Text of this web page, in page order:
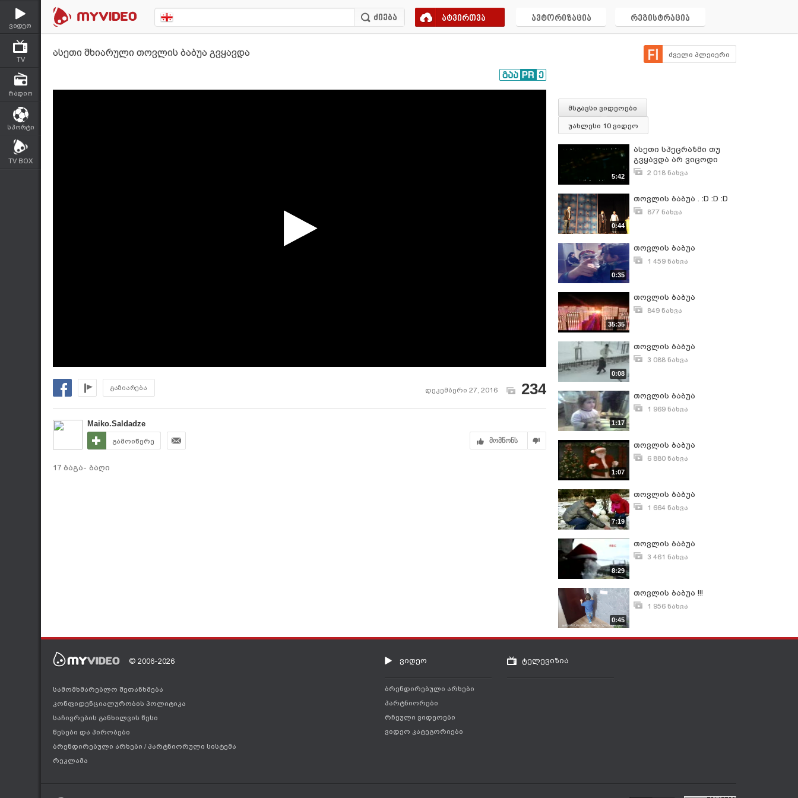
ვიდეო
TV
რადიო
სპორტი
TV BOX
ატვირთვა ავტორიზაცია რეგისტრაცია
ასეთი მხიარული თოვლის ბაბუა გვყავდა ძველი პლეიერი
გაზიარება დეკემბერი 27, 2016 234
Maiko.Saldadze
გამოიწერე მომწონს
17 ბაგა- ბაღი
მსგავსი ვიდეოები
უახლესი 10 ვიდეო
5:42
ასეთი სპეცრაზმი თუ
გვყავდა არ ვიცოდი
2 018 ნახვა
0:44
თოვლის ბაბუა . :D :D :D
877 ნახვა
0:35
თოვლის ბაბუა
1 459 ნახვა
35:35
თოვლის ბაბუა
849 ნახვა
0:08
თოვლის ბაბუა
3 088 ნახვა
1:17
თოვლის ბაბუა
1 969 ნახვა
1:07
თოვლის ბაბუა
6 880 ნახვა
7:19
თოვლის ბაბუა
1 664 ნახვა
8:29
თოვლის ბაბუა
3 461 ნახვა
0:45
თოვლის ბაბუა !!!
1 956 ნახვა
© 2006-2026
სამომხმარებლო შეთანხმება
კონფიდენციალურობის პოლიტიკა
საჩივრების განხილვის წესი
წესები და პირობები
ბრენდირებული არხები / პარტნიორული სისტემა
რეკლამა
ვიდეო
ბრენდირებული არხები
პარტნიორები
რჩეული ვიდეოები
ვიდეო კატეგორიები
ტელევიზია